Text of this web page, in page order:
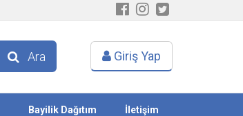
Ara Giriş Yap
Bayilik Dağıtım İletişim